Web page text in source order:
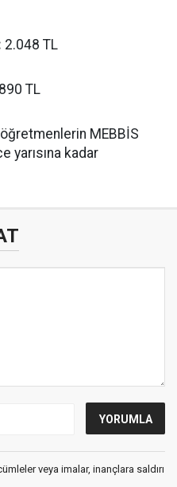
2.048 TL
TL
MEBBİS
yarısına kadar
veya imalar, inançlara saldırı